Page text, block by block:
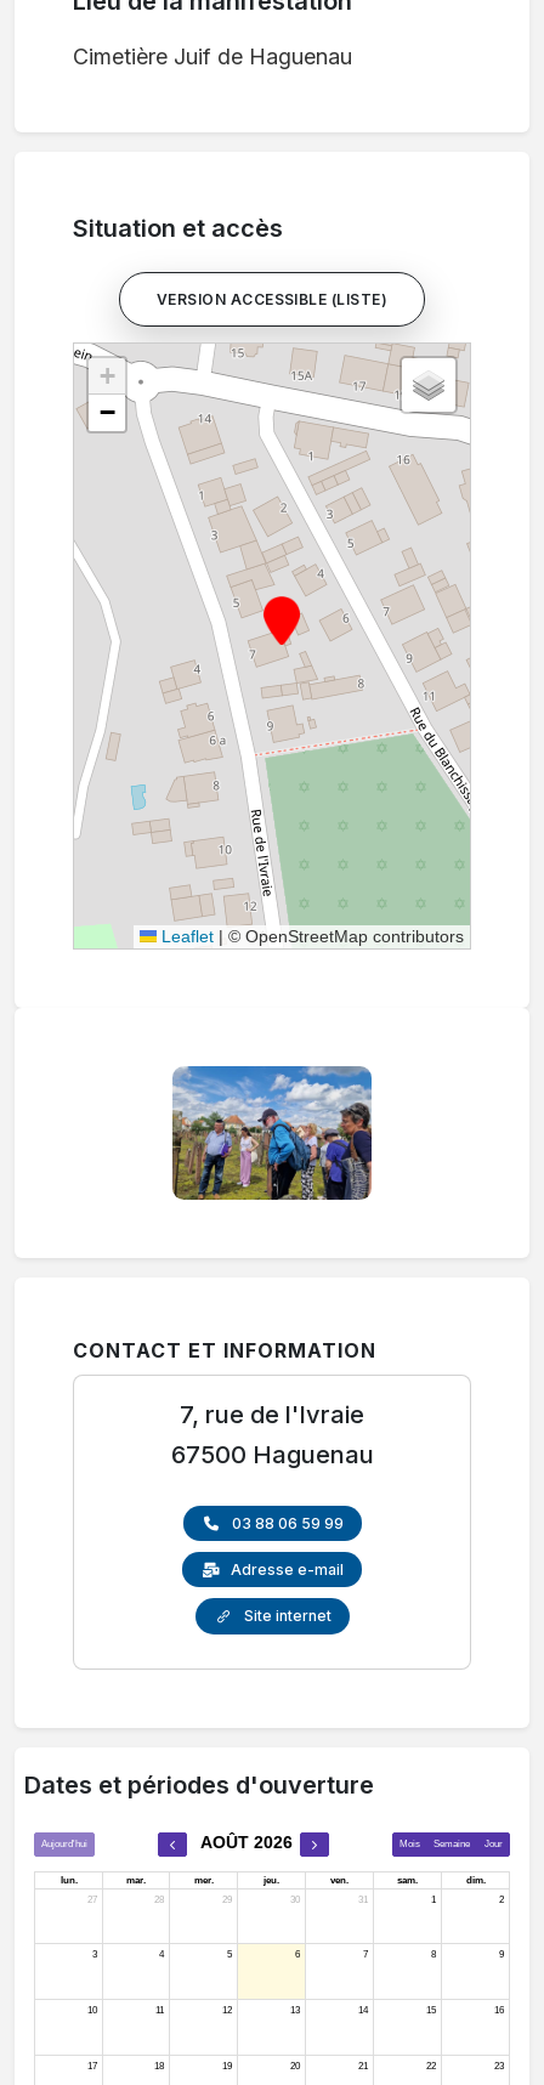
Cimetière Juif de Haguenau
Situation et accès
VERSION ACCESSIBLE (LISTE)
+
−
Leaflet | © OpenStreetMap contributors
CONTACT ET INFORMATION
7, rue de l'Ivraie
67500 Haguenau
03 88 06 59 99
Adresse e-mail
Site internet
Dates et périodes d'ouverture